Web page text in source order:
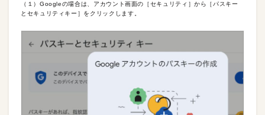
（１）Googleの場合は、アカウント画面の［セキュリティ］から［パスキー
とセキュリティキー］をクリックします。